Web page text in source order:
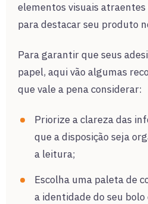
elementos visuais
para destacar seu produto
Para garantir que seus
papel, aqui vão algumas
que vale a pena considerar:
Priorize a clareza das
que a disposição seja
a leitura;
Escolha uma paleta de
a identidade do seu